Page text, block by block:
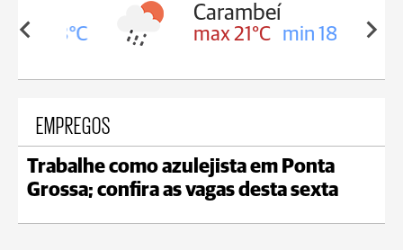
18°C
Carambeí
max 21°C min 18°C
EMPREGOS
Trabalhe como azulejista em Ponta
Grossa; confira as vagas desta sexta